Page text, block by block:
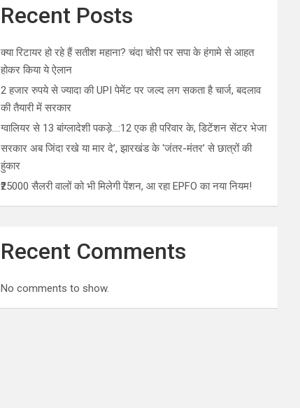
Recent Posts
क्या रिटायर हो रहे हैं सतीश महाना? चंदा चोरी पर सपा के हंगामे से आहत
होकर किया ये ऐलान
2 हजार रुपये से ज्यादा की UPI पेमेंट पर जल्द लग सकता है चार्ज, बदलाव
की तैयारी में सरकार
ग्वालियर से 13 बांग्लादेशी पकड़े…:12 एक ही परिवार के, डिटेंशन सेंटर भेजा
सरकार अब जिंदा रखे या मार दे’, झारखंड के ‘जंतर-मंतर’ से छात्रों की
हुंकार
₹25000 सैलरी वालों को भी मिलेगी पेंशन, आ रहा EPFO का नया नियम!
Recent Comments
No comments to show.